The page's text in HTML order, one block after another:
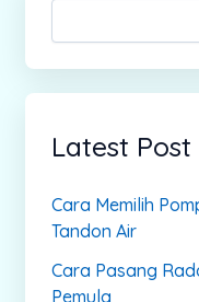
Latest Post
Cara Memilih
Tandon Air
Cara Pasang
Pemula